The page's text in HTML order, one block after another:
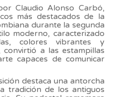
Claudio Alonso Carbó,
más destacados de la
durante la segunda
moderno, caracterizado
colores vibrantes y
convirtió a las estampillas
capaces de comunicar
destaca una antorcha
tradición de los antiguos